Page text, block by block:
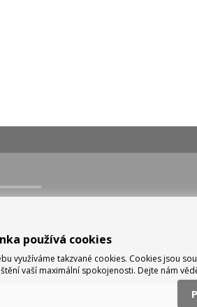
používá cookies
využíváme takzvané cookies. Cookies jsou
vaší maximální spokojenosti. Dejte nám